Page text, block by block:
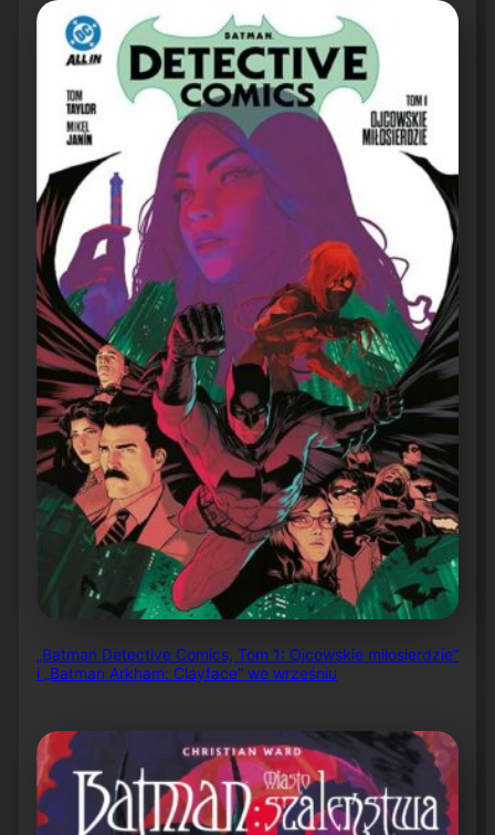
„Batman Detective Comics, Tom 1: Ojcowskie miłosierdzie”
i „Batman Arkham: Clayface” we wrześniu